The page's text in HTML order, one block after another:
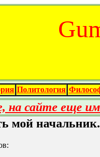
Политология
на сайте еще
мой